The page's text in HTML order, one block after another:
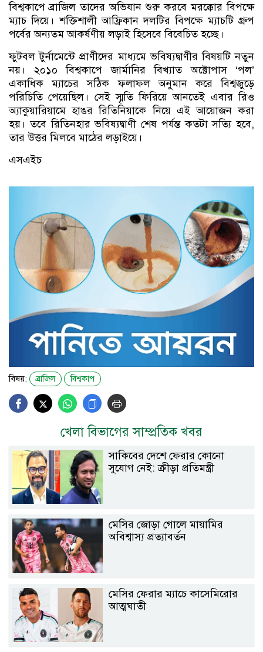
বিশ্বকাপে ব্রাজিল তাদের অভিযান শুরু করবে মরক্কোর বিপক্ষে
ম্যাচ দিয়ে। শক্তিশালী আফ্রিকান দলটির বিপক্ষে ম্যাচটি গ্রুপ
পর্বের অন্যতম আকর্ষণীয় লড়াই হিসেবে বিবেচিত হচ্ছে।
ফুটবল টুর্নামেন্টে প্রাণীদের মাধ্যমে ভবিষ্যদ্বাণীর বিষয়টি নতুন
নয়। ২০১০ বিশ্বকাপে জার্মানির বিখ্যাত অক্টোপাস ‘পল’
একাধিক ম্যাচের সঠিক ফলাফল অনুমান করে বিশ্বজুড়ে
পরিচিতি পেয়েছিল। সেই স্মৃতি ফিরিয়ে আনতেই এবার রিও
অ্যাকুয়ারিয়ামে হাঙর রিতিনিয়াকে নিয়ে এই আয়োজন করা
হয়। তবে রিতিনহার ভবিষ্যদ্বাণী শেষ পর্যন্ত কতটা সত্যি হবে,
তার উত্তর মিলবে মাঠের লড়াইয়ে।
এসএইচ
বিষয়: ব্রাজিল বিশ্বকাপ
খেলা বিভাগের সাম্প্রতিক খবর
সাকিবের দেশে ফেরার কোনো
সুযোগ নেই: ক্রীড়া প্রতিমন্ত্রী
মেসির জোড়া গোলে মায়ামির
অবিশ্বাস্য প্রত্যাবর্তন
মেসির ফেরার ম্যাচে কাসেমিরোর
আত্মঘাতী